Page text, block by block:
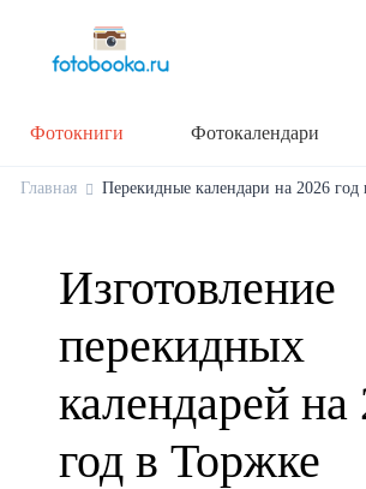
Фотокниги Фотокалендари
Главная Перекидные календари на 2026
Изготовление
перекидных
календарей на
год в Торжке